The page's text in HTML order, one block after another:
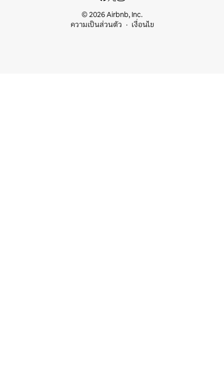
© 2026 Airbnb, Inc.
ความเป็นส่วนตัว
เงื่อนไข